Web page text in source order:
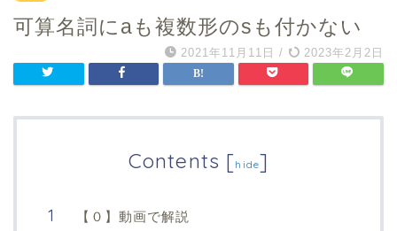
可算名詞にaも複数形のsも付かない
2021年11月11日 / 2023年2月2日
Contents [hide]
【０】動画で解説